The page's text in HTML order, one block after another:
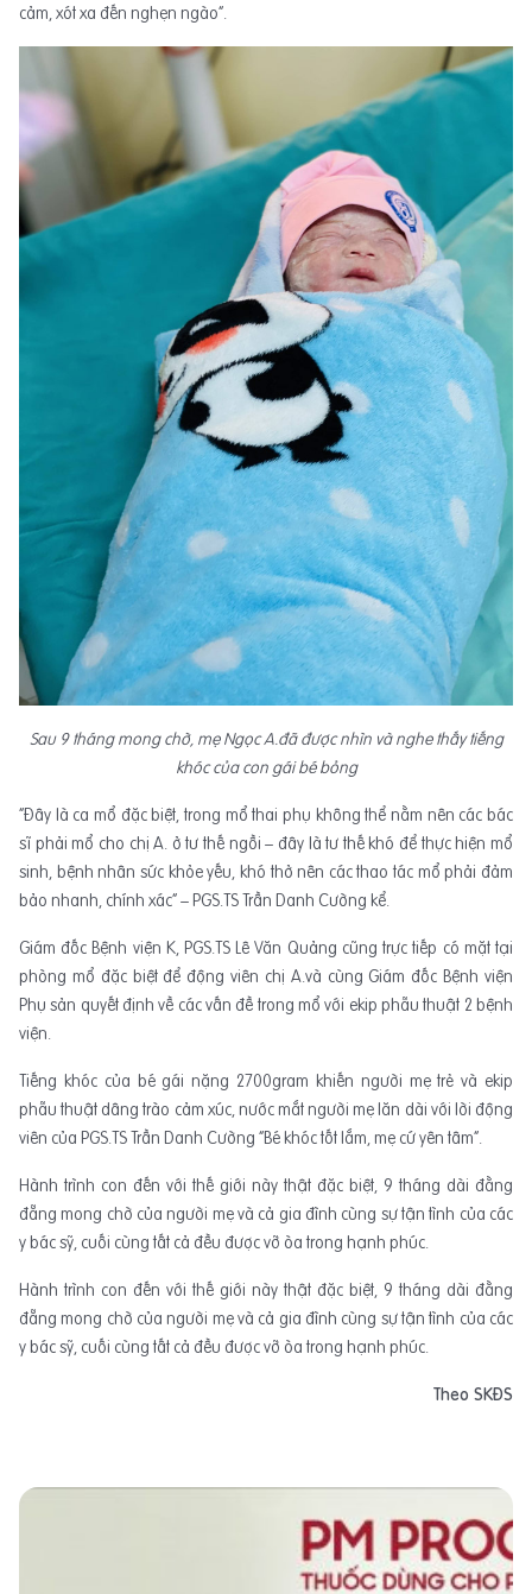
cảm, xót xa đến nghẹn ngào”.
Sau 9 tháng mong chờ, mẹ Ngọc A.đã được nhìn và nghe thấy tiếng
khóc của con gái bé bỏng
“Đây là ca mổ đặc biệt, trong mổ thai phụ không thể nằm nên các bác
sĩ phải mổ cho chị A. ở tư thế ngồi – đây là tư thế khó để thực hiện mổ
sinh, bệnh nhân sức khỏe yếu, khó thở nên các thao tác mổ phải đảm
bảo nhanh, chính xác” – PGS.TS Trần Danh Cường kể.
​Giám đốc Bệnh viện K, PGS.TS Lê Văn Quảng cũng trực tiếp có mặt tại
phòng mổ đặc biệt để động viên chị A.và cùng Giám đốc Bệnh viện
Phụ sản quyết định về các vấn đề trong mổ với ekip phẫu thuật 2 bệnh
viện.
Tiếng khóc của bé gái nặng 2700gram khiến người mẹ trẻ và ekip
phẫu thuật dâng trào cảm xúc, nước mắt người mẹ lăn dài với lời động
viên của PGS.TS Trần Danh Cường “Bé khóc tốt lắm, mẹ cứ yên tâm”.
Hành trình con đến với thế giới này thật đặc biệt, 9 tháng dài đằng
đẵng mong chờ của người mẹ và cả gia đình cùng sự tận tình của các
y bác sỹ, cuối cùng tất cả đều được vỡ òa trong hạnh phúc.
Hành trình con đến với thế giới này thật đặc biệt, 9 tháng dài đằng
đẵng mong chờ của người mẹ và cả gia đình cùng sự tận tình của các
y bác sỹ, cuối cùng tất cả đều được vỡ òa trong hạnh phúc.
Theo SKĐS